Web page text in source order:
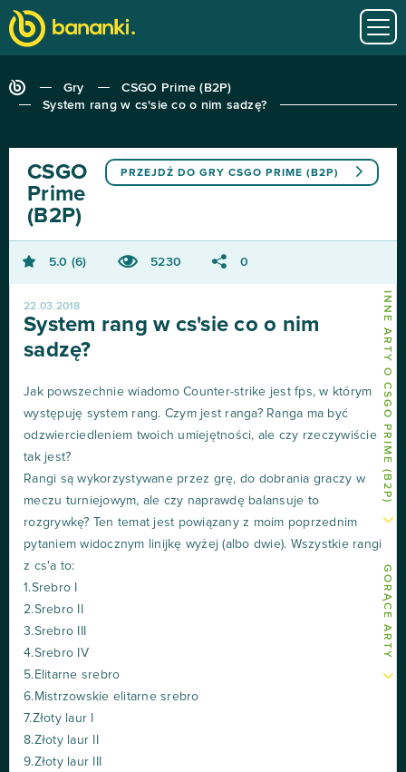
Gry
CSGO Prime (B2P)
System rang w cs'sie co o nim sadzę?
INNE ARTY O CSGO PRIME (B2P)
GORĄCE ARTY
PRZEJDŹ DO GRY CSGO PRIME (B2P)
CSGO
Prime
(B2P)
5.0 6 5230 0
22.03.2018
System rang w cs'sie co o nim
sadzę?
Jak powszechnie wiadomo Counter-strike jest fps, w którym
występuję system rang. Czym jest ranga? Ranga ma być
odzwierciedleniem twoich umiejętności, ale czy rzeczywiście
tak jest?
Rangi są wykorzystywane przez grę, do dobrania graczy w
meczu turniejowym, ale czy naprawdę balansuje to
rozgrywkę? Ten temat jest powiązany z moim poprzednim
pytaniem widocznym linijkę wyżej (albo dwie). Wszystkie rangi
z cs'a to:
1.Srebro I
2.Srebro II
3.Srebro III
4.Srebro IV
5.Elitarne srebro
6.Mistrzowskie elitarne srebro
7.Złoty laur I
8.Złoty laur II
9.Złoty laur III